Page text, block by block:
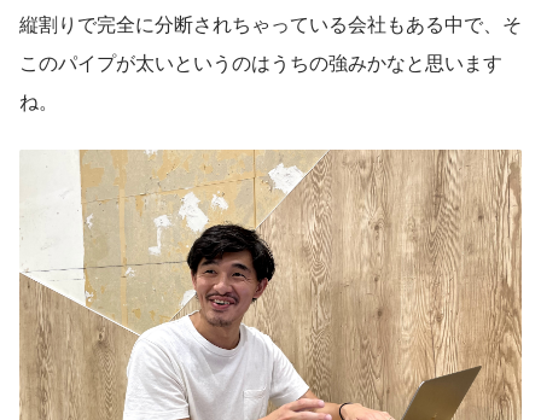
縦割りで完全に分断されちゃっている会社もある中で、そ
このパイプが太いというのはうちの強みかなと思います
ね。